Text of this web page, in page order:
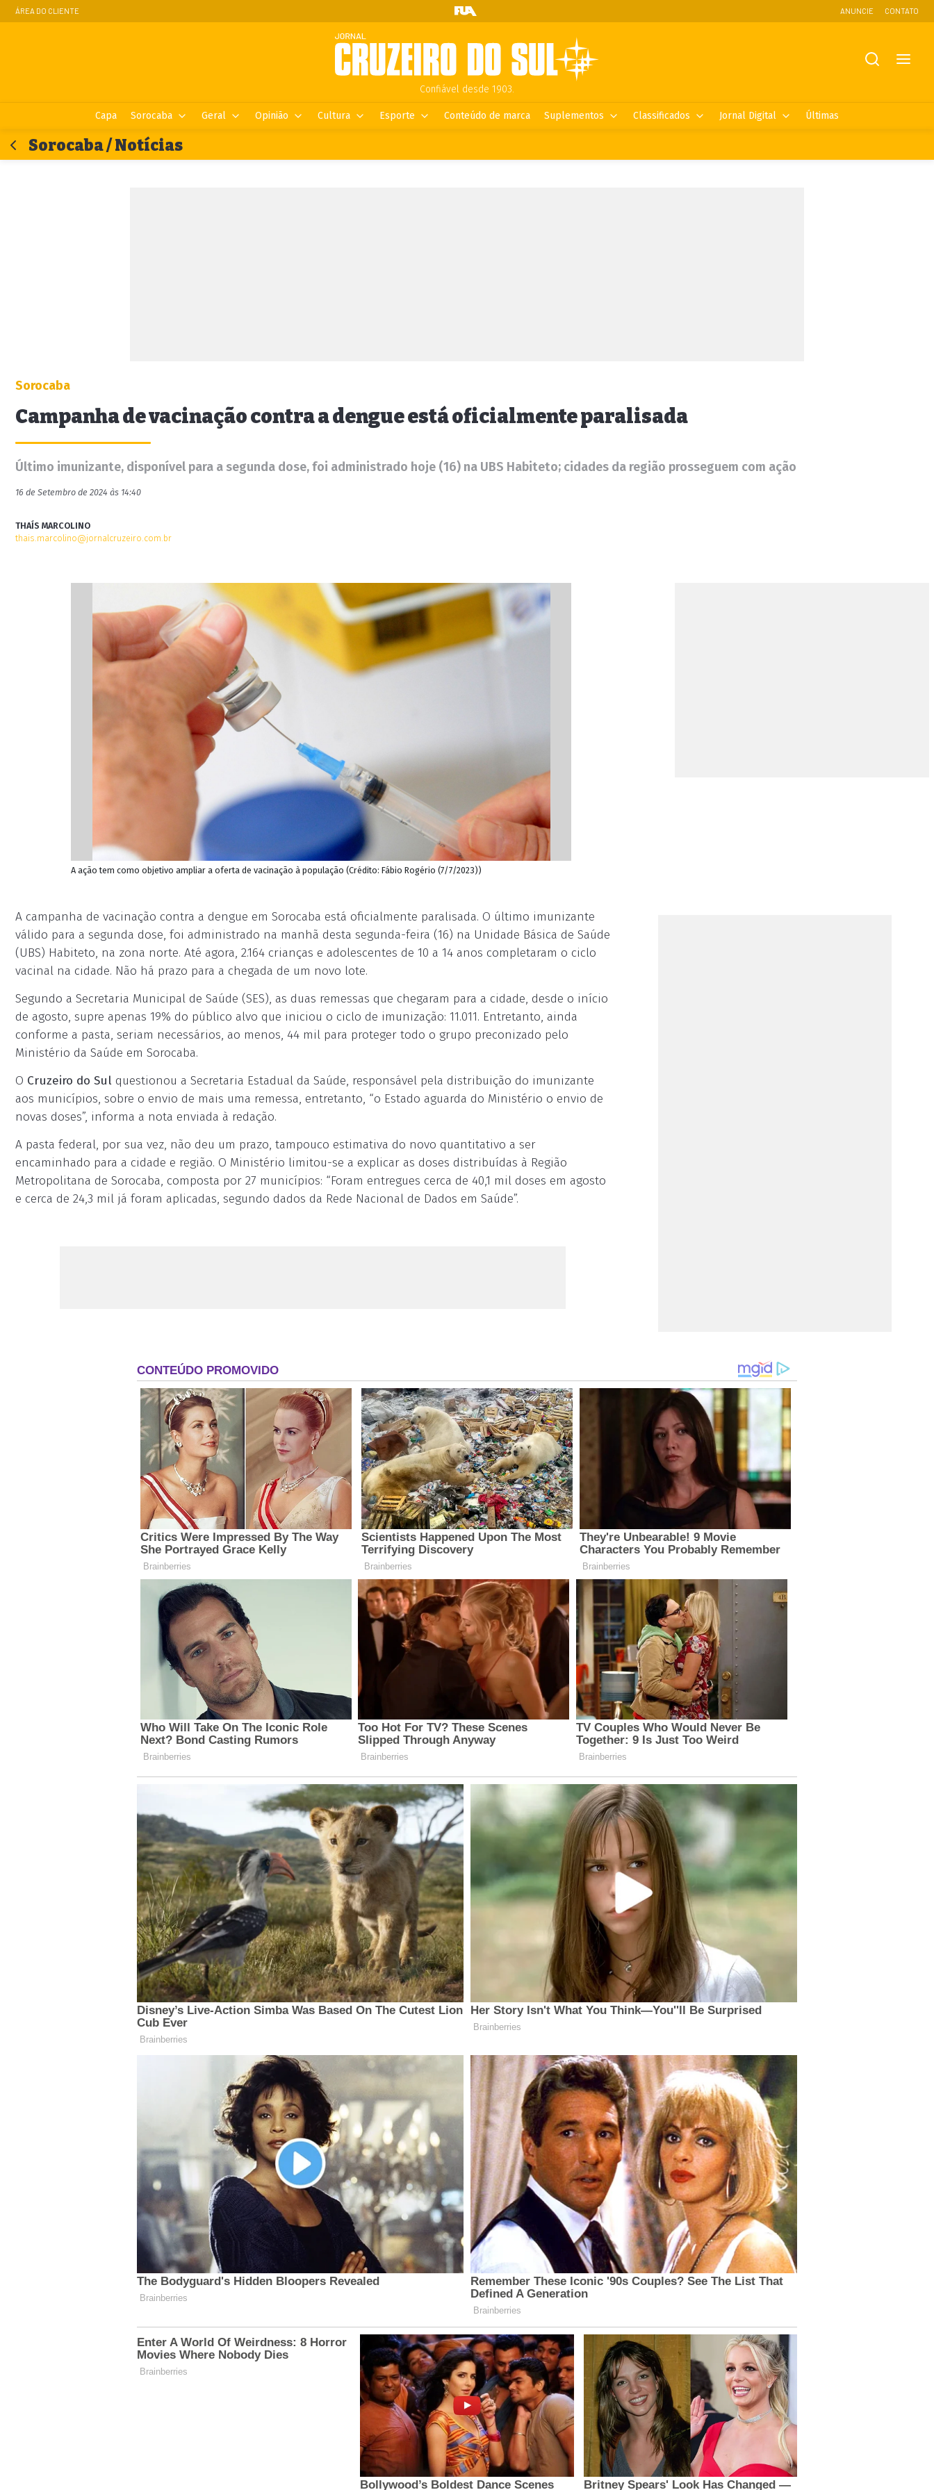
ÁREA DO CLIENTE ANUNCIE CONTATO
Confiável desde 1903.
Capa Sorocaba Geral Opinião Cultura Esporte Conteúdo de marca Suplementos Classificados Jornal Digital Últimas
Sorocaba / Notícias
Sorocaba
Campanha de vacinação contra a dengue está oficialmente paralisada
Último imunizante, disponível para a segunda dose, foi administrado hoje (16) na UBS Habiteto; cidades da região prosseguem com ação
16 de Setembro de 2024 às 14:40
THAÍS MARCOLINO
thais.marcolino@jornalcruzeiro.com.br
A ação tem como objetivo ampliar a oferta de vacinação à população (Crédito: Fábio Rogério (7/7/2023))
A campanha de vacinação contra a dengue em Sorocaba está oficialmente paralisada. O último imunizante
válido para a segunda dose, foi administrado na manhã desta segunda-feira (16) na Unidade Básica de Saúde
(UBS) Habiteto, na zona norte. Até agora, 2.164 crianças e adolescentes de 10 a 14 anos completaram o ciclo
vacinal na cidade. Não há prazo para a chegada de um novo lote.
Segundo a Secretaria Municipal de Saúde (SES), as duas remessas que chegaram para a cidade, desde o início
de agosto, supre apenas 19% do público alvo que iniciou o ciclo de imunização: 11.011. Entretanto, ainda
conforme a pasta, seriam necessários, ao menos, 44 mil para proteger todo o grupo preconizado pelo
Ministério da Saúde em Sorocaba.
O Cruzeiro do Sul questionou a Secretaria Estadual da Saúde, responsável pela distribuição do imunizante
aos municípios, sobre o envio de mais uma remessa, entretanto, “o Estado aguarda do Ministério o envio de
novas doses”, informa a nota enviada à redação.
A pasta federal, por sua vez, não deu um prazo, tampouco estimativa do novo quantitativo a ser
encaminhado para a cidade e região. O Ministério limitou-se a explicar as doses distribuídas à Região
Metropolitana de Sorocaba, composta por 27 municípios: “Foram entregues cerca de 40,1 mil doses em agosto
e cerca de 24,3 mil já foram aplicadas, segundo dados da Rede Nacional de Dados em Saúde”.